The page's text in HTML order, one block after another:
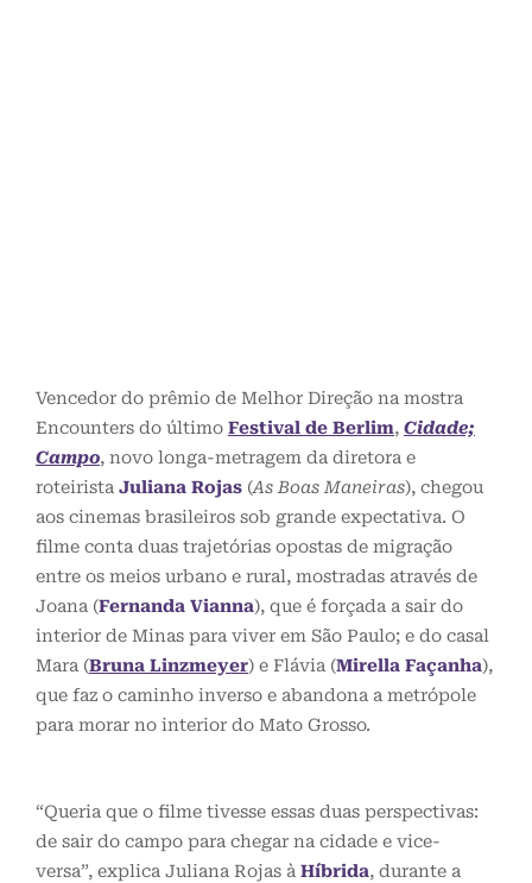
Vencedor do prêmio de Melhor Direção na mostra
Encounters do último Festival de Berlim, Cidade;
Campo, novo longa-metragem da diretora e
roteirista Juliana Rojas (As Boas Maneiras), chegou
aos cinemas brasileiros sob grande expectativa. O
filme conta duas trajetórias opostas de migração
entre os meios urbano e rural, mostradas através de
Joana (Fernanda Vianna), que é forçada a sair do
interior de Minas para viver em São Paulo; e do casal
Mara (Bruna Linzmeyer) e Flávia (Mirella Façanha),
que faz o caminho inverso e abandona a metrópole
para morar no interior do Mato Grosso.
“Queria que o filme tivesse essas duas perspectivas:
de sair do campo para chegar na cidade e vice-
versa”, explica Juliana Rojas à Híbrida, durante a